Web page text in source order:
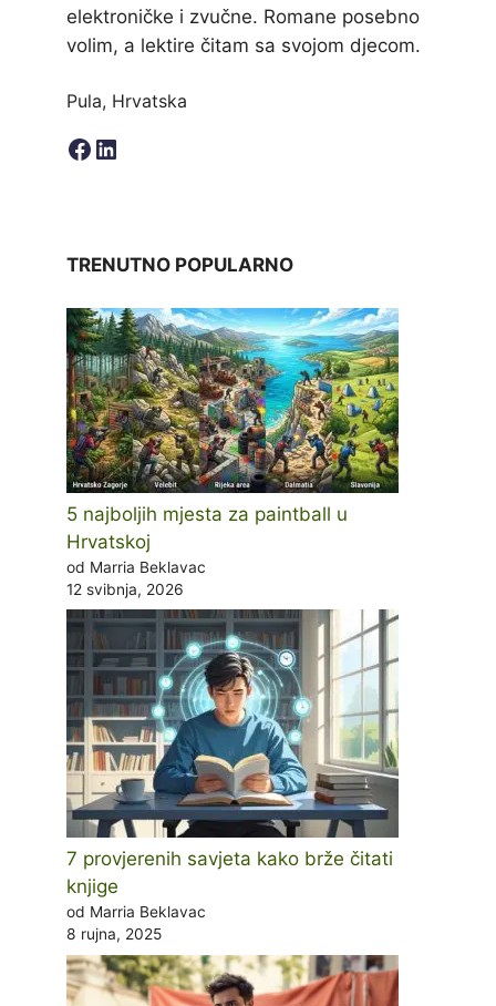
elektroničke i zvučne. Romane posebno
volim, a lektire čitam sa svojom djecom.
Pula, Hrvatska
Facebook
LinkedIn
TRENUTNO POPULARNO
5 najboljih mjesta za paintball u
Hrvatskoj
od Marria Beklavac
12 svibnja, 2026
7 provjerenih savjeta kako brže čitati
knjige
od Marria Beklavac
8 rujna, 2025